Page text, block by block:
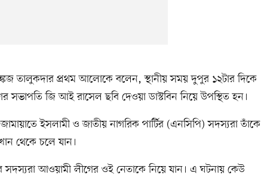
পঙ্কজ তালুকদার প্রথম আলোকে বলেন, স্থানীয় সময় দুপুর ১২টার দিকে
সভাপতি জি আই রাসেল ছবি দেওয়া ডাস্টবিন নিয়ে উপস্থিত হন।
ইসলামী ও জাতীয় নাগরিক পার্টির (এনসিপি) সদস্যরা তাঁকে
থেকে চলে যান।
সদস্যরা আওয়ামী লীগের ওই নেতাকে নিয়ে যান। এ ঘটনায় কেউ